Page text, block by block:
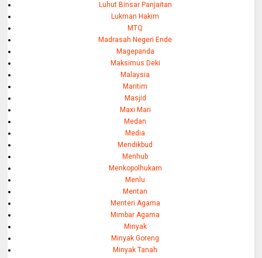
Luhut Binsar Panjaitan
Lukman Hakim
MTQ
Madrasah Negeri Ende
Magepanda
Maksimus Deki
Malaysia
Maritim
Masjid
Maxi Mari
Medan
Media
Mendikbud
Menhub
Menkopolhukam
Menlu
Mentan
Menteri Agama
Mimbar Agama
Minyak
Minyak Goreng
Minyak Tanah